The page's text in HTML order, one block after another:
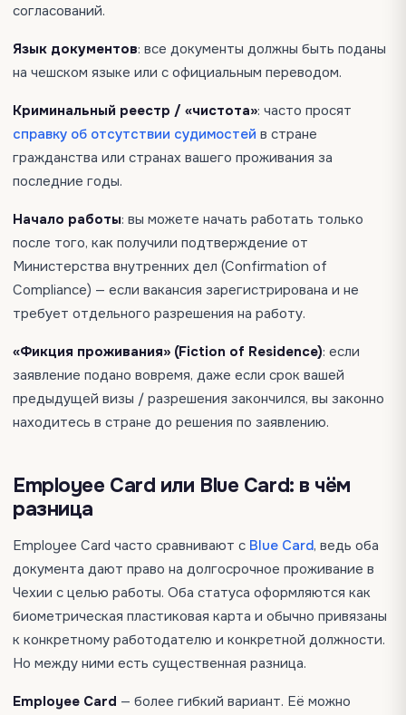
согласований.
Язык документов: все документы должны быть поданы
на чешском языке или с официальным переводом.
Криминальный реестр / «чистота»: часто просят
справку об отсутствии судимостей в стране
гражданства или странах вашего проживания за
последние годы.
Начало работы: вы можете начать работать только
после того, как получили подтверждение от
Министерства внутренних дел (Confirmation of
Compliance) — если вакансия зарегистрирована и не
требует отдельного разрешения на работу.
«Фикция проживания» (Fiction of Residence): если
заявление подано вовремя, даже если срок вашей
предыдущей визы / разрешения закончился, вы законно
находитесь в стране до решения по заявлению.
Employee Card или Blue Card: в чём
разница
Employee Card часто сравнивают с Blue Card, ведь оба
документа дают право на долгосрочное проживание в
Чехии с целью работы. Оба статуса оформляются как
биометрическая пластиковая карта и обычно привязаны
к конкретному работодателю и конкретной должности.
Но между ними есть существенная разница.
Employee Card — более гибкий вариант. Её можно